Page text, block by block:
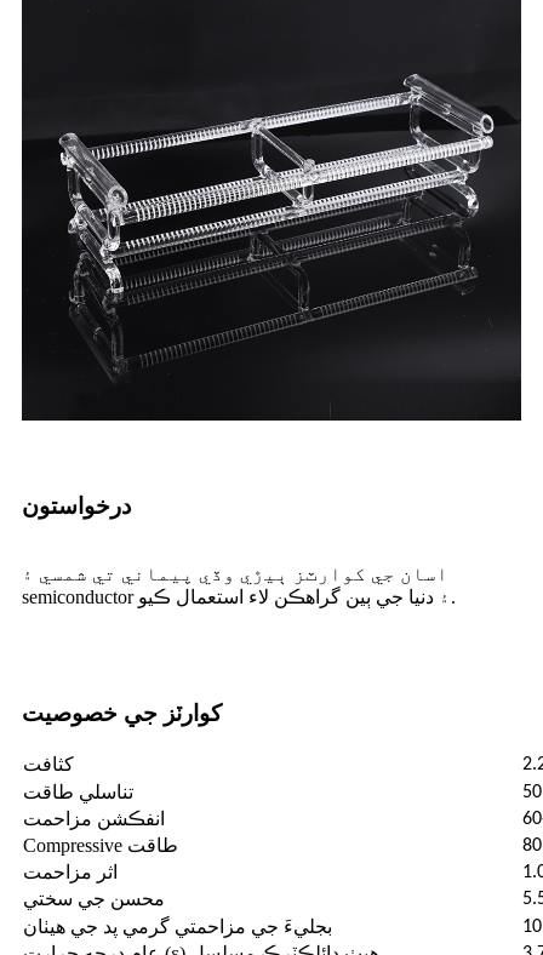
درخواستون
اسان جي کوارٽز ٻيڙي وڏي پيماني تي شمسي ۽
semiconductor ۽ دنيا جي ٻين گراهڪن لاء استعمال ڪيو.
کوارٽز جي خصوصيت
کثافت
تناسلي طاقت
انفڪشن مزاحمت
Compressive طاقت
اثر مزاحمت
محسن جي سختي
بجليءَ جي مزاحمتي گرمي پد جي هيٺان